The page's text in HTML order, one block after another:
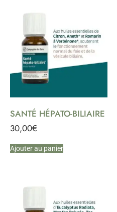
SANTÉ HÉPATO-BILIAIRE
30,00€
Ajouter au panier